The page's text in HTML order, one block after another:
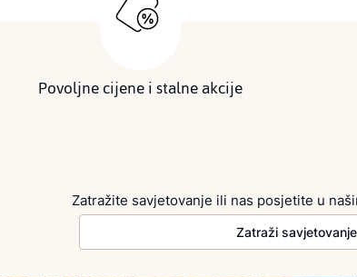
Povoljne cijene i stalne akcije
Zatražite savjetovanje ili nas posjetite u
Zatraži savjetovanje